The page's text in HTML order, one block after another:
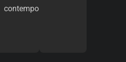
contemporaine.